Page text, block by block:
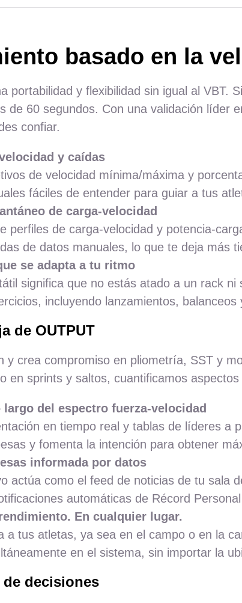
basado en la
portabilidad y flexibilidad sin igual al VBT.
de 60 segundos. Con una validación líder
confiar.
y caídas
de velocidad mínima/máxima y
fáciles de entender para guiar a tus
de carga-velocidad
perfiles de carga-velocidad y potencia-
de datos manuales, lo que te deja más
se adapta a tu ritmo
significa que no estás atado a un rack
incluyendo lanzamientos, balanceos
de OUTPUT
y crea compromiso en pliometría, SST y
en sprints y saltos, cuantificamos
del espectro fuerza-velocidad
en tiempo real y tablas de líderes a
y fomenta la intención para obtener
informada por datos
actúa como el feed de noticias de tu sala
automáticas de Récord
En cualquier lugar.
a tus atletas, ya sea en el campo o en la
en el sistema, sin importar la
de decisiones